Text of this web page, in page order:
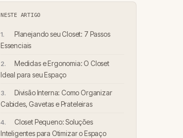
NESTE ARTIGO
Planejando seu Closet: 7 Passos
Essenciais
Medidas e Ergonomia: O Closet
Ideal para seu Espaço
Divisão Interna: Como Organizar
Cabides, Gavetas e Prateleiras
Closet Pequeno: Soluções
Inteligentes para Otimizar o Espaço